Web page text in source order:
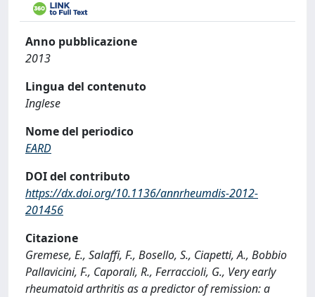
Anno pubblicazione
2013
Lingua del contenuto
Inglese
Nome del periodico
EARD
DOI del contributo
https://dx.doi.org/10.1136/annrheumdis-2012-
201456
Citazione
Gremese, E., Salaffi, F., Bosello, S., Ciapetti, A., Bobbio
Pallavicini, F., Caporali, R., Ferraccioli, G., Very early
rheumatoid arthritis as a predictor of remission: a